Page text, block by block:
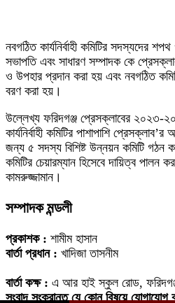
নবগঠিত কার্যনির্বাহী কমিটির সদস্যদের
সভাপতি এবং সাধারণ সম্পাদক কে
ও উপহার প্রদান করা হয় এবং নবগঠিত
বরণ করা হয়।
উল্লেখ্য ফরিদগঞ্জ প্রেসক্লাবের ২০২৩-
কার্যনির্বাহী কমিটির পাশাপাশি
জন্য ৫ সদস্য বিশিষ্ট উন্নয়ন কমিটি গঠন
কমিটির চেয়ারম্যান হিসেবে দায়িত্ব পালন
কামরুজ্জামান।
সম্পাদক মন্ডলী
প্রকাশক : শামীম হাসান
বার্তা প্রধান : খাদিজা তাসনীম
বার্তা কক্ষ : এ আর হাই স্কুল রোড,
সংবাদ সংক্রান্ত যে কোন বিষয়ে